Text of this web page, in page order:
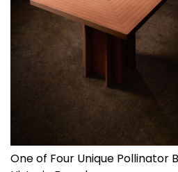
One of Four Unique Pollinator